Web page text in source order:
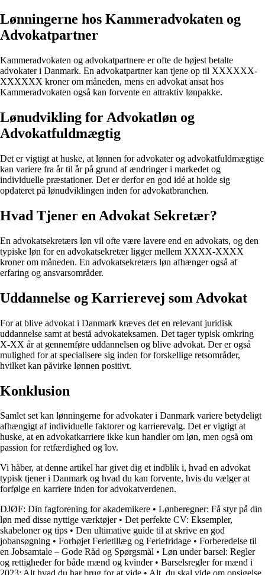
Lønningerne hos Kammeradvokaten og
Advokatpartner
Kammeradvokaten og advokatpartnere er ofte de højest betalte
advokater i Danmark. En advokatpartner kan tjene op til XXXXXX-
XXXXXX kroner om måneden, mens en advokat ansat hos
Kammeradvokaten også kan forvente en attraktiv lønpakke.
Lønudvikling for Advokatløn og
Advokatfuldmægtig
Det er vigtigt at huske, at lønnen for advokater og advokatfuldmægtige
kan variere fra år til år på grund af ændringer i markedet og
individuelle præstationer. Det er derfor en god idé at holde sig
opdateret på lønudviklingen inden for advokatbranchen.
Hvad Tjener en Advokat Sekretær?
En advokatsekretærs løn vil ofte være lavere end en advokats, og den
typiske løn for en advokatsekretær ligger mellem XXXX-XXXX
kroner om måneden. En advokatsekretærs løn afhænger også af
erfaring og ansvarsområder.
Uddannelse og Karrierevej som Advokat
For at blive advokat i Danmark kræves det en relevant juridisk
uddannelse samt at bestå advokateksamen. Det tager typisk omkring
X-XX år at gennemføre uddannelsen og blive advokat. Der er også
mulighed for at specialisere sig inden for forskellige retsområder,
hvilket kan påvirke lønnen positivt.
Konklusion
Samlet set kan lønningerne for advokater i Danmark variere betydeligt
afhængigt af individuelle faktorer og karrierevalg. Det er vigtigt at
huske, at en advokatkarriere ikke kun handler om løn, men også om
passion for retfærdighed og lov.
Vi håber, at denne artikel har givet dig et indblik i, hvad en advokat
typisk tjener i Danmark og hvad du kan forvente, hvis du vælger at
forfølge en karriere inden for advokatverdenen.
DJØF: Din fagforening for akademikere • Lønberegner: Få styr på din
løn med disse nyttige værktøjer• Det perfekte CV: Eksempler,
skabeloner og tips • Den ultimative guide til at skrive en god
jobansøgning • Forhøjet Ferietillæg og Feriefridage • Forberedelse til
en Jobsamtale – Gode Råd og Spørgsmål • Løn under barsel: Regler
og rettigheder for både mænd og kvinder• Barselsregler for mænd i